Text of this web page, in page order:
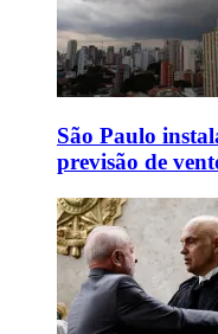
São Paulo
previsão de